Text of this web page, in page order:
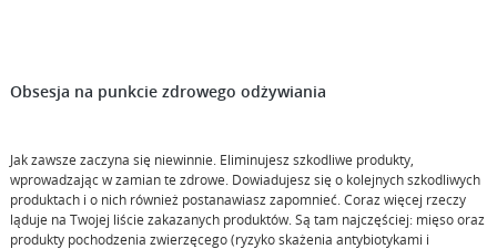
Obsesja na punkcie zdrowego odżywiania
Jak zawsze zaczyna się niewinnie. Eliminujesz szkodliwe produkty,
wprowadzając w zamian te zdrowe. Dowiadujesz się o kolejnych szkodliwych
produktach i o nich również postanawiasz zapomnieć. Coraz więcej rzeczy
ląduje na Twojej liście zakazanych produktów. Są tam najczęściej: mięso oraz
produkty pochodzenia zwierzęcego (ryzyko skażenia antybiotykami i